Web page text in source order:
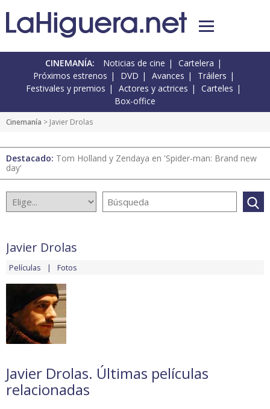
CINEMANÍA: Noticias de cine
Cartelera
Próximos estrenos
DVD Avances
Tráilers
Festivales y premios
Actores y actrices
Carteles
Box-office
Cinemanía > Javier Drolas
Destacado: Tom Holland y Zendaya en 'Spider-man: Brand new
day'
Javier Drolas
Películas Fotos
Javier Drolas. Últimas películas
relacionadas